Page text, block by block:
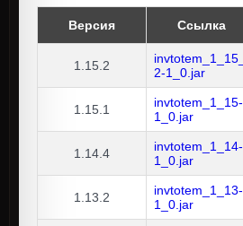
Версия Ссылка
1.15.2
invtotem_1_15_
2-1_0.jar
1.15.1
invtotem_1_15-
1_0.jar
1.14.4
invtotem_1_14-
1_0.jar
1.13.2
invtotem_1_13-
1_0.jar